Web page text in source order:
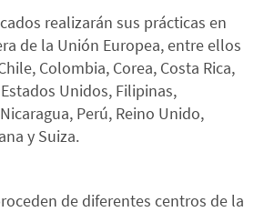
realizarán sus prácticas en
de la Unión Europea, entre ellos
Colombia, Corea, Costa Rica,
Unidos, Filipinas,
Perú, Reino Unido,
y Suiza.
de diferentes centros de la